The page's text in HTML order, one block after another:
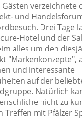
verzeichnete
und
Drei Tage
Hotel und der
alles um den
"Markenkonzepte",
und interessante
auf der
Natürlich
nicht zu
Treffen mit Pfälzer